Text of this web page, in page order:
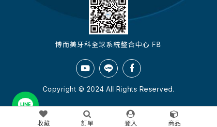
博而美牙科全球系統整合中心 FB
Copyright © 2024 All Rights Reserved.
收藏 訂單 登入 商品